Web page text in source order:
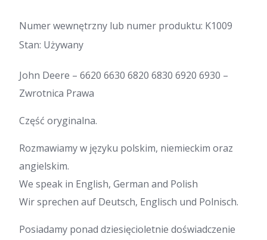
Numer wewnętrzny lub numer produktu: K1009
Stan: Używany
John Deere – 6620 6630 6820 6830 6920 6930 –
Zwrotnica Prawa
Część oryginalna.
Rozmawiamy w języku polskim, niemieckim oraz
angielskim.
We speak in English, German and Polish
Wir sprechen auf Deutsch, Englisch und Polnisch.
Posiadamy ponad dziesięcioletnie doświadczenie